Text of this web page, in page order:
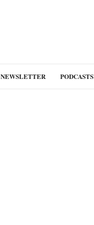
NEWSLETTER PODCASTS